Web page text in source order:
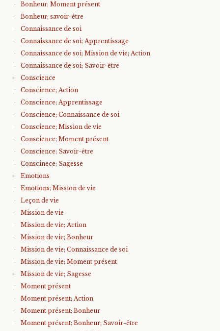
Bonheur; Moment présent
Bonheur; savoir-être
Connaissance de soi
Connaissance de soi; Apprentissage
Connaissance de soi; Mission de vie; Action
Connaissance de soi; Savoir-être
Conscience
Conscience; Action
Conscience; Apprentissage
Conscience; Connaissance de soi
Conscience; Mission de vie
Conscience; Moment présent
Conscience; Savoir-être
Conscinece; Sagesse
Emotions
Emotions; Mission de vie
Leçon de vie
Mission de vie
Mission de vie; Action
Mission de vie; Bonheur
Mission de vie; Connaissance de soi
Mission de vie; Moment présent
Mission de vie; Sagesse
Moment présent
Moment présent; Action
Moment présent; Bonheur
Moment présent; Bonheur; Savoir-être